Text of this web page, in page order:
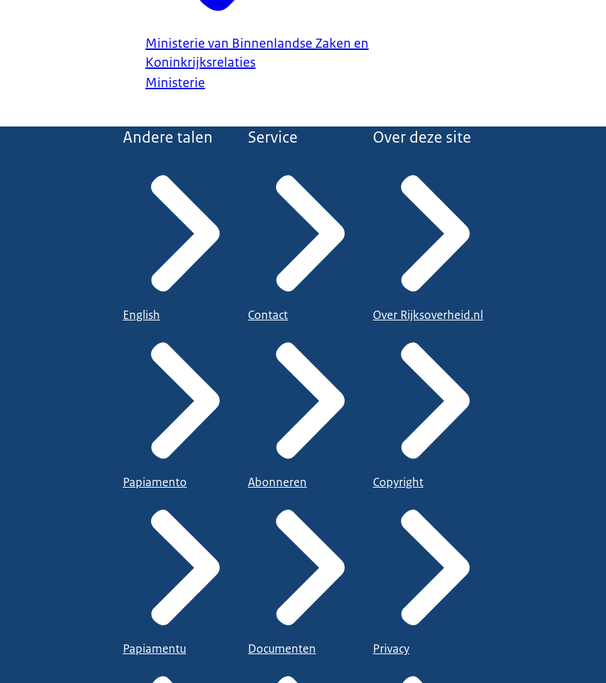
Ministerie van Binnenlandse Zaken en
Koninkrijksrelaties
Ministerie
Andere talen
English
Papiamento
Papiamentu
Service
Contact
Abonneren
Documenten
Over deze site
Over Rijksoverheid.nl
Copyright
Privacy